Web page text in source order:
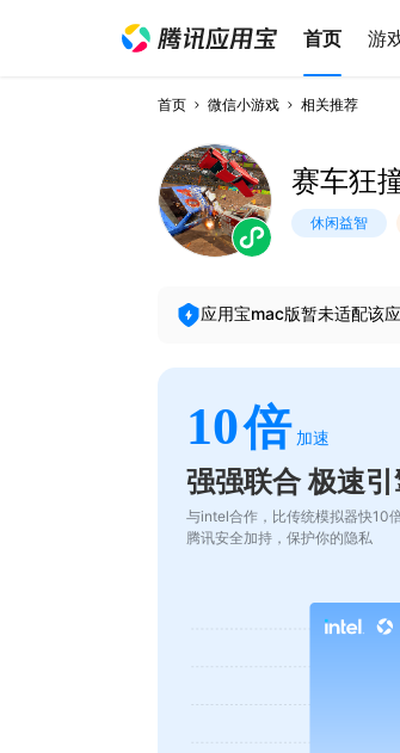
首页 游
首页 微信小游戏 相关推荐
赛车狂
休闲益智
应用宝mac版暂未适配该
10倍 加速
强强联合 极速
与intel合作，比传统模拟器快10
腾讯安全加持，保护你的隐私